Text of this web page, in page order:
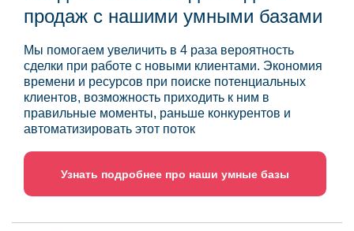
продаж с нашими умными базами
Мы помогаем увеличить в 4 раза вероятность
сделки при работе с новыми клиентами. Экономия
времени и ресурсов при поиске потенциальных
клиентов, возможность приходить к ним в
правильные моменты, раньше конкурентов и
автоматизировать этот поток
Узнать подробнее про наши умные базы